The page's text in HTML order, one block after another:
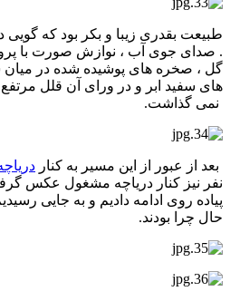
طبیعت بقدری زیبا و بکر بود که گویی
. صدای جوی آب ، نوازش صورت با
گل ، صخره های پوشیده شده در میان
های سفید ابر و در ورای آن قلل
نمی گذاشت.
بعد از عبور از این مسیر به کنار
نفر نیز کنار دریاچه مشغول عکس
پیاده روی ادامه دادیم و به جایی
حال چرا بودند.